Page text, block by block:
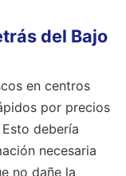
del Bajo
en centros
por precios
debería
necesaria
no dañe la